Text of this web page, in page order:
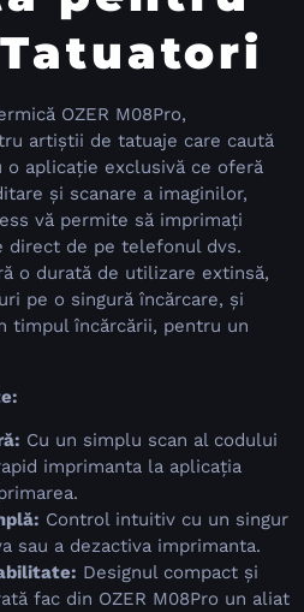
OZER M08Pro,
artiștii de tatuaje care caută
aplicație exclusivă ce oferă
și scanare a imaginilor,
vă permite să imprimați
direct de pe telefonul dvs.
o durată de utilizare extinsă,
pe o singură încărcare, și
timpul încărcării, pentru un
Cu un simplu scan al codului
imprimanta la aplicația
Control intuitiv cu un singur
sau a dezactiva imprimanta.
Designul compact și
fac din OZER M08Pro un aliat